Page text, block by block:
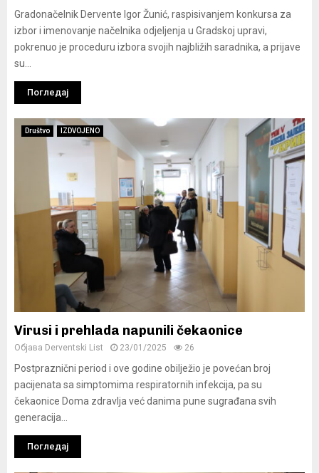
Gradonačelnik Dervente Igor Žunić, raspisivanjem konkursa za
izbor i imenovanje načelnika odjeljenja u Gradskoj upravi,
pokrenuo je proceduru izbora svojih najbližih saradnika, a prijave
su...
Погледај
Društvo IZDVOJENO
Virusi i prehlada napunili čekaonice
Објава Derventski List 23/01/2025 26
Postpraznični period i ove godine obilježio je povećan broj
pacijenata sa simptomima respiratornih infekcija, pa su
čekaonice Doma zdravlja već danima pune sugrađana svih
generacija...
Погледај